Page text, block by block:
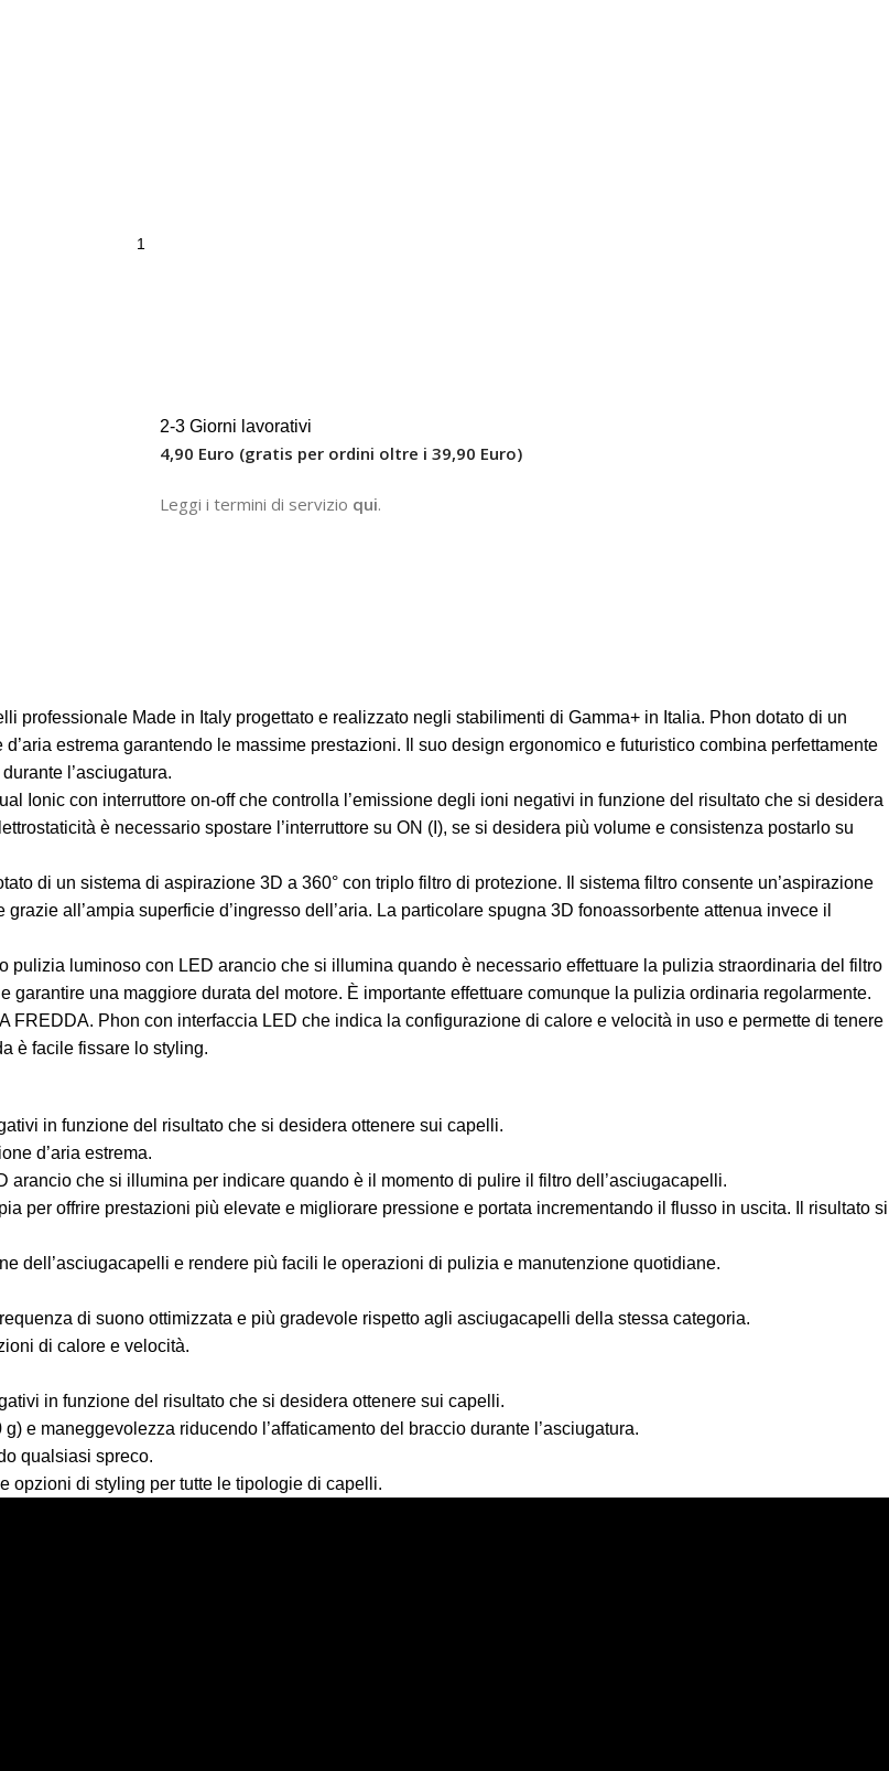
2-3 Giorni lavorativi
4,90 Euro (gratis per ordini oltre i 39,90 Euro)
Leggi i termini di servizio qui.
professionale Made in Italy progettato e realizzato negli stabilimenti di Gamma+ in Italia. Phon dotato di un
estrema garantendo le massime prestazioni. Il suo design ergonomico e futuristico combina perfettamente
l’asciugatura.
Ionic con interruttore on-off che controlla l’emissione degli ioni negativi in funzione del risultato che si desidera
è necessario spostare l’interruttore su ON (I), se si desidera più volume e consistenza postarlo su
di un sistema di aspirazione 3D a 360° con triplo filtro di protezione. Il sistema filtro consente un’aspirazione
all’ampia superficie d’ingresso dell’aria. La particolare spugna 3D fonoassorbente attenua invece il
luminoso con LED arancio che si illumina quando è necessario effettuare la pulizia straordinaria del filtro
una maggiore durata del motore. È importante effettuare comunque la pulizia ordinaria regolarmente.
Phon con interfaccia LED che indica la configurazione di calore e velocità in uso e permette di tenere
è facile fissare lo styling.
in funzione del risultato che si desidera ottenere sui capelli.
d’aria estrema.
che si illumina per indicare quando è il momento di pulire il filtro dell’asciugacapelli.
per offrire prestazioni più elevate e migliorare pressione e portata incrementando il flusso in uscita. Il risultato si
dell’asciugacapelli e rendere più facili le operazioni di pulizia e manutenzione quotidiane.
di suono ottimizzata e più gradevole rispetto agli asciugacapelli della stessa categoria.
di calore e velocità.
in funzione del risultato che si desidera ottenere sui capelli.
e maneggevolezza riducendo l’affaticamento del braccio durante l’asciugatura.
qualsiasi spreco.
opzioni di styling per tutte le tipologie di capelli.